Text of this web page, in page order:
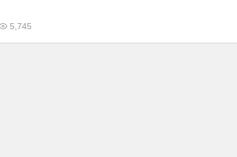
5,745